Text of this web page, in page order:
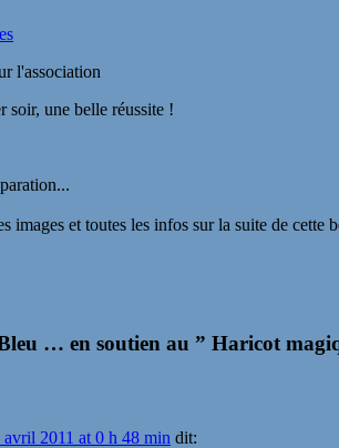
l'association
soir, une belle réussite !
images et toutes les infos sur la suite de
… en soutien au ” Haricot
avril 2011 at 0 h 48 min dit: